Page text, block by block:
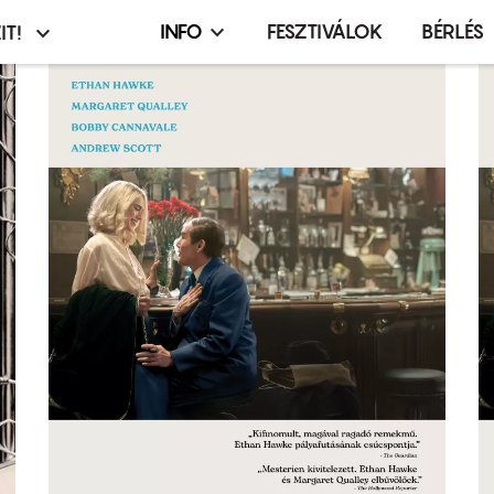
Infó,
terembérlés
menü
INFO FESZTIVÁLOK BÉRLÉS